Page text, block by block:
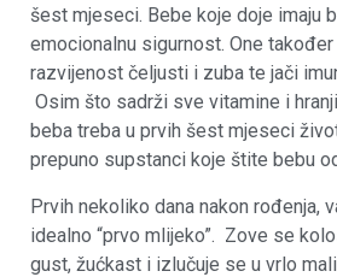
šest mjeseci. Bebe koje doje imaju
emocionalnu sigurnost. One također
razvijenost čeljusti i zuba te jači
Osim što sadrži sve vitamine i
beba treba u prvih šest mjeseci
prepuno supstanci koje štite bebu
Prvih nekoliko dana nakon rođenja,
idealno “prvo mlijeko”. Zove se
gust, žućkast i izlučuje se u vrlo